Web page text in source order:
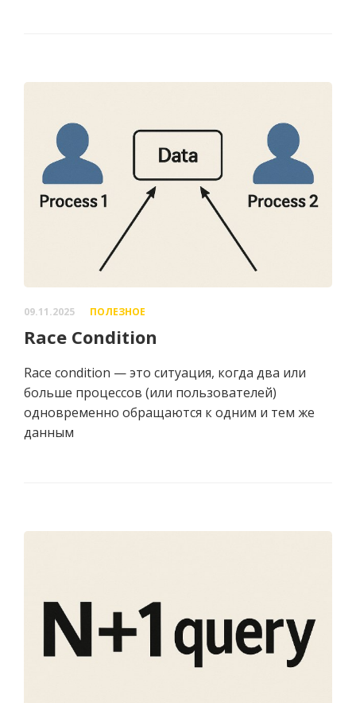
09.11.2025 ПОЛЕЗНОЕ
Race Condition
Race condition — это ситуация, когда два или
больше процессов (или пользователей)
одновременно обращаются к одним и тем же
данным